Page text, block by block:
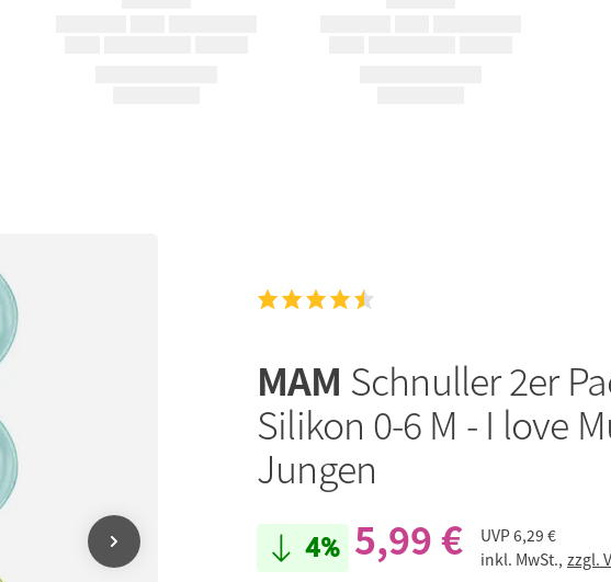
MAM Schnuller 2er
Silikon 0-6 M - I love
Jungen
4% 5,99 € UVP6,29 €
inkl. MwSt., zzgl.